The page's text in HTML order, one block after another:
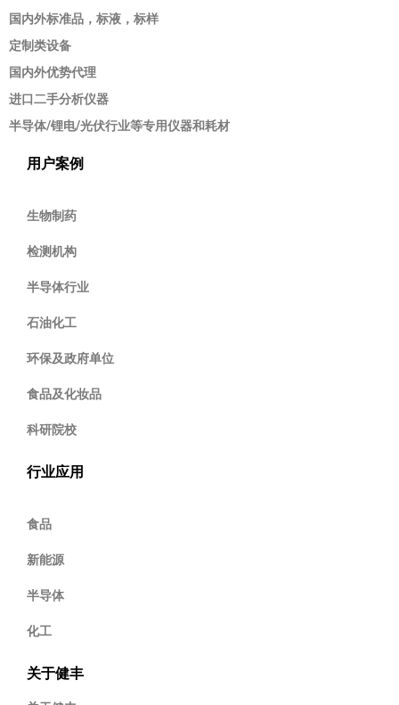
国内外标准品，标液，标样
定制类设备
国内外优势代理
进口二手分析仪器
半导体/锂电/光伏行业等专用仪器和耗材
用户案例
生物制药
检测机构
半导体行业
石油化工
环保及政府单位
食品及化妆品
科研院校
行业应用
食品
新能源
半导体
化工
关于健丰